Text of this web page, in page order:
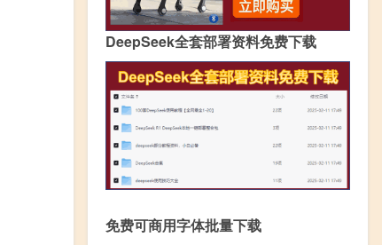
DeepSeek全套部署资料免费下载
免费可商用字体批量下载